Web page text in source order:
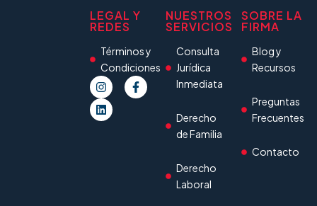
LEGAL Y
REDES
Términos y
Condiciones
NUESTROS
SERVICIOS
Consulta
Jurídica
Inmediata
Derecho
de Familia
Derecho
Laboral
SOBRE LA
FIRMA
Blog y
Recursos
Preguntas
Frecuentes
Contacto